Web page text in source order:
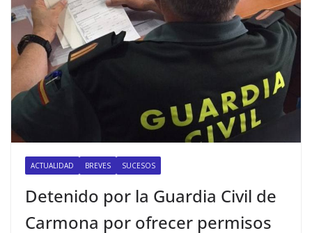
ACTUALIDAD BREVES SUCESOS
Detenido por la Guardia Civil de
Carmona por ofrecer permisos